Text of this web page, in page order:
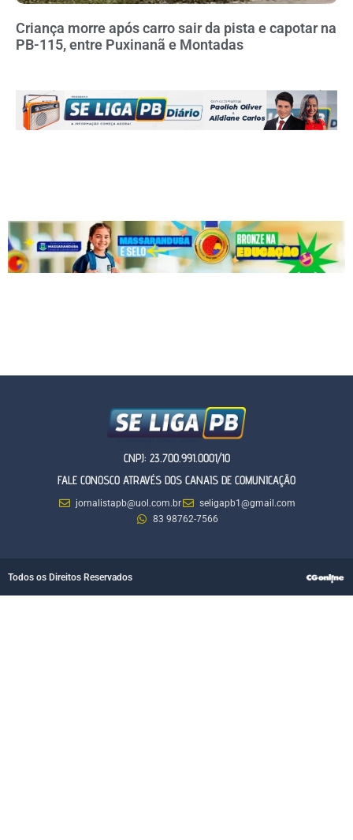
Criança morre após carro sair da pista e capotar na
PB-115, entre Puxinanã e Montadas
CNPJ: 23.700.991.0001/10
FALE CONOSCO ATRAVÉS DOS CANAIS DE COMUNICAÇÃO
jornalistapb@uol.com.br
seligapb1@gmail.com
83 98762-7566
Todos os Direitos Reservados